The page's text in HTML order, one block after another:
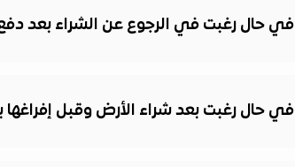
في حال رغبت في الرجوع عن الشراء بعد دفع
في حال رغبت بعد شراء الأرض وقبل إفراغها